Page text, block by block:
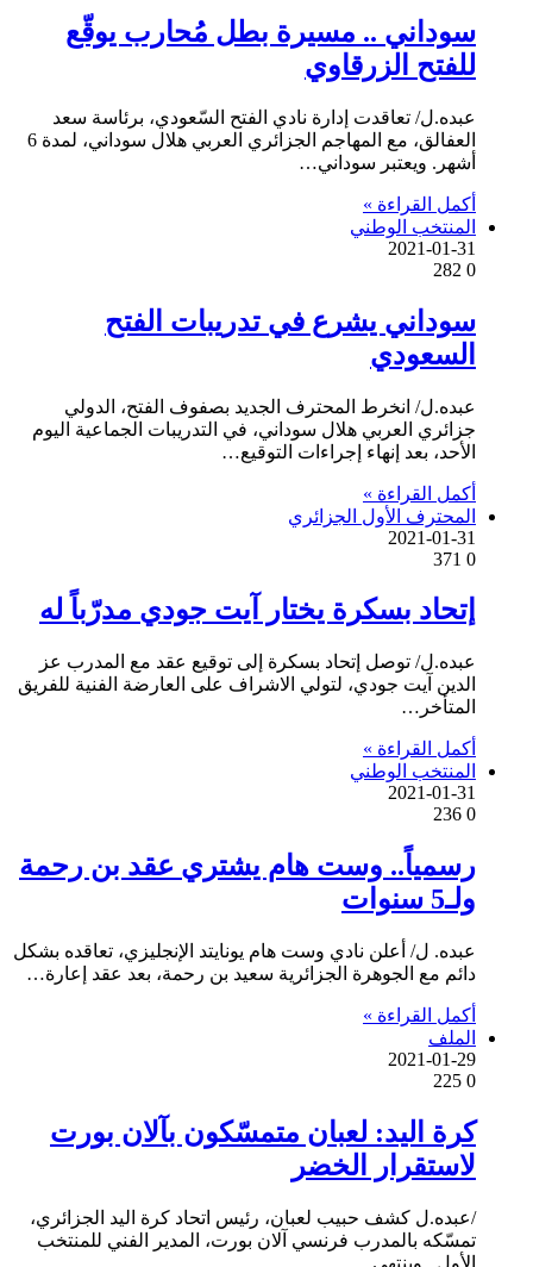
سوداني .. مسيرة بطل مُحارب يوقّع
للفتح الزرقاوي
عبده.ل/ تعاقدت إدارة نادي الفتح السّعودي، برئاسة سعد
العفالق، مع المهاجم الجزائري العربي هلال سوداني، لمدة 6
أشهر. ويعتبر سوداني…
أكمل القراءة »
المنتخب الوطني
2021-01-31
0
سوداني يشرع في تدريبات الفتح
السعودي
عبده.ل/ انخرط المحترف الجديد بصفوف الفتح، الدولي
جزائري العربي هلال سوداني، في التدريبات الجماعية اليوم
الأحد، بعد إنهاء إجراءات التوقيع…
أكمل القراءة »
المحترف الأول الجزائري
2021-01-31
0
إتحاد بسكرة يختار آيت جودي مدرّباً له
عبده.ل/ توصل إتحاد بسكرة إلى توقيع عقد مع المدرب عز
الدين آيت جودي، لتولي الاشراف على العارضة الفنية للفريق
المتأخر…
أكمل القراءة »
المنتخب الوطني
2021-01-31
0
رسمياً.. وست هام يشتري عقد بن رحمة
ولـ5 سنوات
عبده. ل/ أعلن نادي وست هام يونايتد الإنجليزي، تعاقده بشكل
دائم مع الجوهرة الجزائرية سعيد بن رحمة، بعد عقد إعارة…
أكمل القراءة »
الملف
2021-01-29
0
كرة اليد: لعبان متمسّكون بآلان بورت
لاستقرار الخضر
/عبده.ل كشف حبيب لعبان، رئيس اتحاد كرة اليد الجزائري،
تمسّكه بالمدرب فرنسي آلان بورت، المدير الفني للمنتخب
الأول . وينتهي…